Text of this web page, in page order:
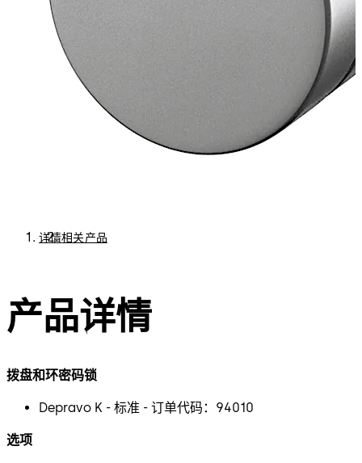
详情相关产品
产品详情
拨盘和环密码锁
Depravo K - 标准 - 订单代码：94010
选项